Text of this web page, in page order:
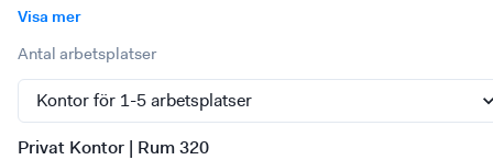
Visa mer
Antal arbetsplatser
Privat Kontor | Rum 320